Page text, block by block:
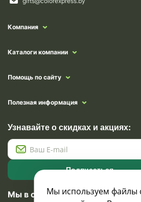
Компания
Каталоги компании
Помощь по сайту
Полезная информация
Узнавайте о скидках и акциях:
Подписаться
Мы в социальных сетях
Мы используем файлы